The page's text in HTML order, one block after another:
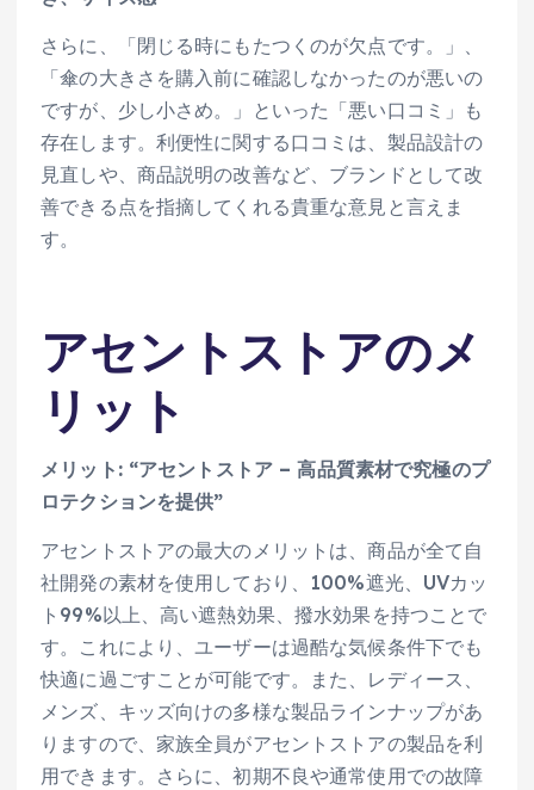
さらに、「閉じる時にもたつくのが欠点です。」、
「傘の大きさを購入前に確認しなかったのが悪いの
ですが、少し小さめ。」といった「悪い口コミ」も
存在します。利便性に関する口コミは、製品設計の
見直しや、商品説明の改善など、ブランドとして改
善できる点を指摘してくれる貴重な意見と言えま
す。
アセントストアのメ
リット
メリット: “アセントストア – 高品質素材で究極のプ
ロテクションを提供”
アセントストアの最大のメリットは、商品が全て自
社開発の素材を使用しており、100%遮光、UVカッ
ト99%以上、高い遮熱効果、撥水効果を持つことで
す。これにより、ユーザーは過酷な気候条件下でも
快適に過ごすことが可能です。また、レディース、
メンズ、キッズ向けの多様な製品ラインナップがあ
りますので、家族全員がアセントストアの製品を利
用できます。さらに、初期不良や通常使用での故障